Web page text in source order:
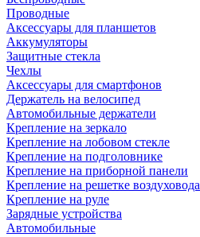
Проводные
Аксессуары для планшетов
Аккумуляторы
Защитные стекла
Чехлы
Аксессуары для смартфонов
Держатель на велосипед
Автомобильные держатели
Крепление на зеркало
Крепление на лобовом стекле
Крепление на подголовнике
Крепление на приборной панели
Крепление на решетке воздуховода
Крепление на руле
Зарядные устройства
Автомобильные